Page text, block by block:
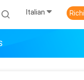
Italian